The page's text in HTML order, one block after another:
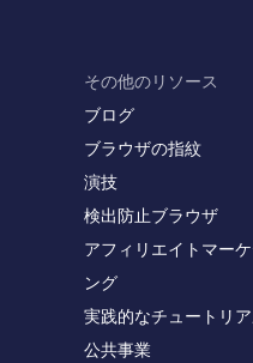
その他のリソース
ブログ
ブラウザの指紋
演技
検出防止ブラウザ
アフィリエイトマーケ
ング
実践的なチュートリ
公共事業